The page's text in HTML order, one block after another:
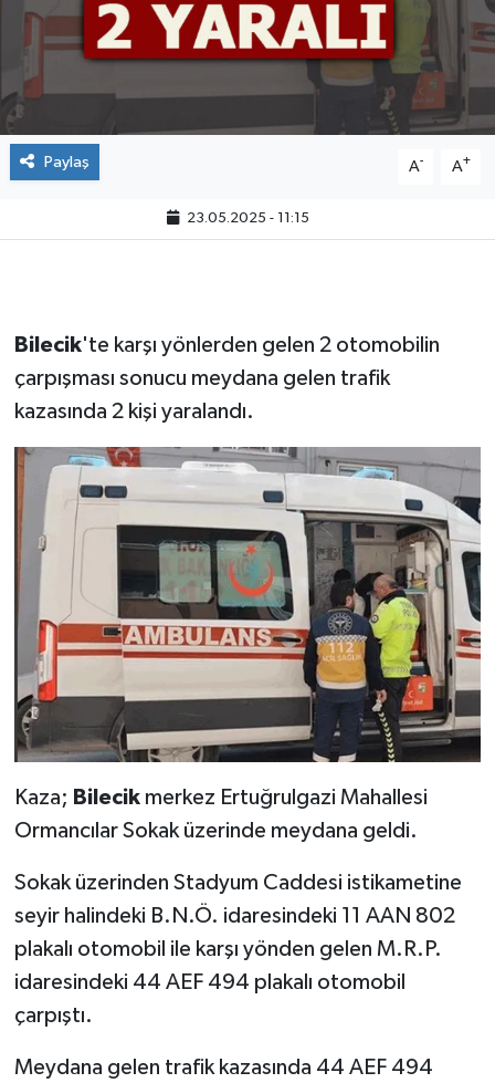
Paylaş A- A+
23.05.2025 - 11:15
Bilecik'te karşı yönlerden gelen 2 otomobilin
çarpışması sonucu meydana gelen trafik
kazasında 2 kişi yaralandı.
Kaza; Bilecikmerkez Ertuğrulgazi Mahallesi
Ormancılar Sokak üzerinde meydana geldi.
Sokak üzerinden Stadyum Caddesi istikametine
seyir halindeki B.N.Ö. idaresindeki 11 AAN 802
plakalı otomobil ile karşı yönden gelen M.R.P.
idaresindeki 44 AEF 494 plakalı otomobil
çarpıştı.
Meydana gelen trafik kazasında 44 AEF 494